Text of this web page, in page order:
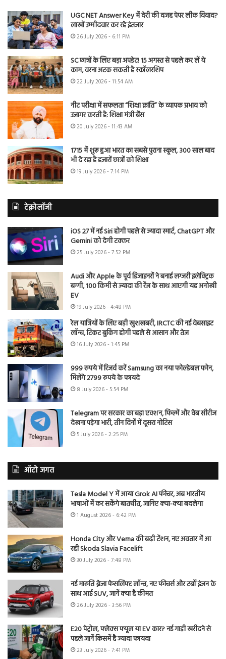
UGC NET Answer Key में देरी की वजह पेपर लीक विवाद?
लाखों उम्मीदवार कर रहे इंतजार
26 July 2026 - 6:11 PM
SC छात्रों के लिए बड़ा अपडेट! 15 अगस्त से पहले कर लें ये
काम, वरना अटक सकती है स्कॉलरशिप
22 July 2026 - 11:54 AM
नीट परीक्षा में सफलता “शिक्षा क्रांति” के व्यापक प्रभाव को
उजागर करती है: शिक्षा मंत्री बैंस
20 July 2026 - 11:43 AM
1715 में शुरू हुआ भारत का सबसे पुराना स्कूल, 300 साल बाद
भी दे रहा है हजारों छात्रों को शिक्षा
19 July 2026 - 7:14 PM
टेक्नोलॉजी
iOS 27 में नई Siri होगी पहले से ज्यादा स्मार्ट, ChatGPT और
Gemini को देगी टक्कर
25 July 2026 - 7:52 PM
Audi और Apple के पूर्व डिजाइनरों ने बनाई लग्जरी इलेक्ट्रिक
बग्गी, 100 किमी से ज्यादा की रेंज के साथ आएगी यह अनोखी
EV
19 July 2026 - 4:48 PM
रेल यात्रियों के लिए बड़ी खुशखबरी, IRCTC की नई वेबसाइट
लॉन्च, टिकट बुकिंग होगी पहले से आसान और तेज
16 July 2026 - 1:45 PM
999 रुपये में रिजर्व करें Samsung का नया फोल्डेबल फोन,
मिलेंगे 2799 रुपये के फायदे
8 July 2026 - 5:54 PM
Telegram पर सरकार का बड़ा एक्शन, फिल्में और वेब सीरीज
देखना पड़ेगा भारी, तीन दिनों में दूसरा नोटिस
5 July 2026 - 2:25 PM
ऑटो जगत
Tesla Model Y में आया Grok AI फीचर, अब भारतीय
भाषाओं में कर सकेंगे बातचीत, जानिए क्या-क्या बदलेगा
1 August 2026 - 6:42 PM
Honda City और Verna की बढ़ी टेंशन, नए अवतार में आ
रही Skoda Slavia Facelift
30 July 2026 - 7:48 PM
नई मारुति ब्रेजा फेसलिफ्ट लॉन्च, नए फीचर्स और टर्बो इंजन के
साथ आई SUV, जानें क्या है कीमत
26 July 2026 - 3:56 PM
E20 पेट्रोल, फ्लेक्स फ्यूल या EV कार? नई गाड़ी खरीदने से
पहले जानें किसमें है ज्यादा फायदा
23 July 2026 - 7:41 PM